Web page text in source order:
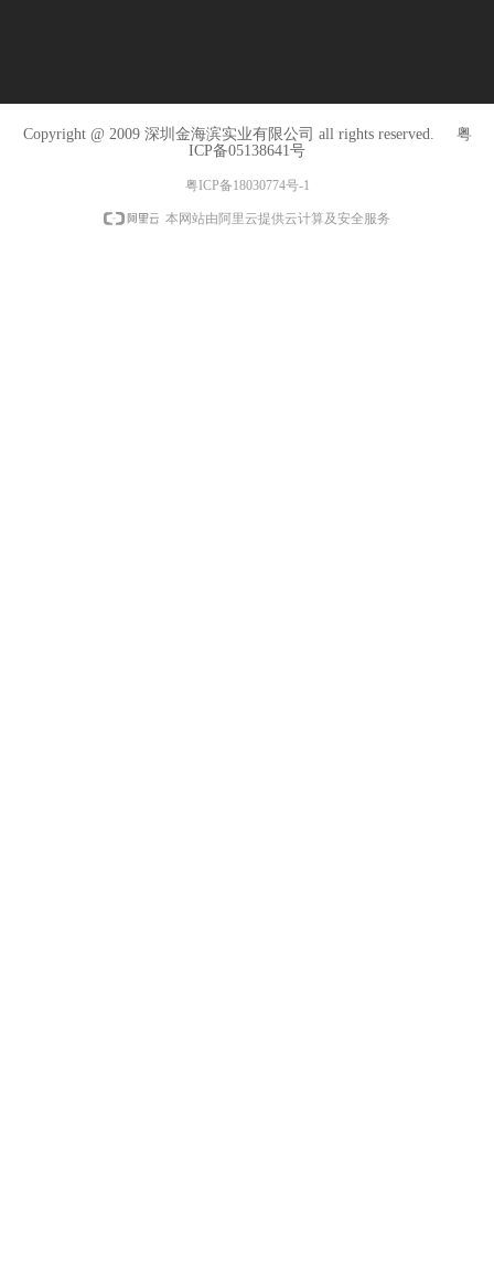
Copyright @ 2009 深圳金海滨实业有限公司 all rights reserved. 粤
ICP备05138641号
粤ICP备18030774号-1
本网站由阿里云提供云计算及安全服务